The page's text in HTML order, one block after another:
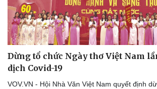
Dừng tổ chức Ngày thơ Việt Nam
dịch Covid-19
VOV.VN - Hội Nhà Văn Việt Nam quyết định